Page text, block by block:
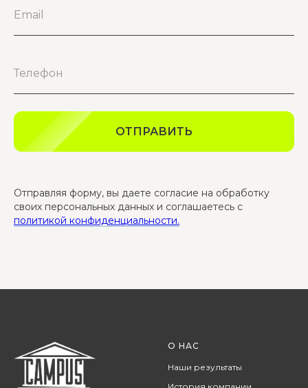
ОТПРАВИТЬ
Отправляя форму, вы даете согласие на обработку
своих персональных данных и соглашаетесь с
политикой конфиденциальности.
О НАС
Наши результаты